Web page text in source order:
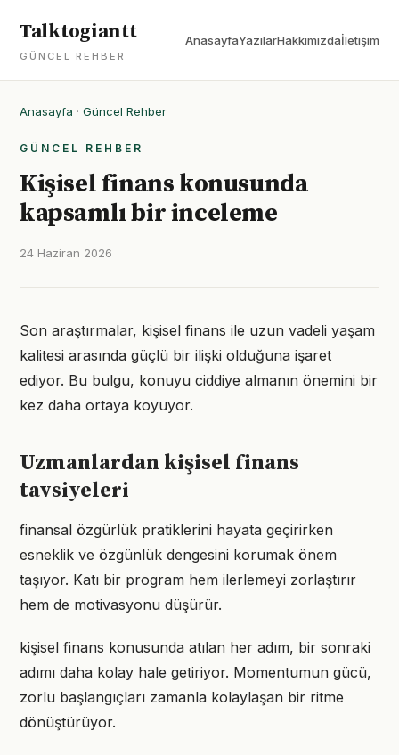
Talktogiantt
GÜNCEL REHBER
AnasayfaYazılarHakkımızdaİletişim
Anasayfa · Güncel Rehber
GÜNCEL REHBER
Kişisel finans konusunda
kapsamlı bir inceleme
24 Haziran 2026
Son araştırmalar, kişisel finans ile uzun vadeli yaşam
kalitesi arasında güçlü bir ilişki olduğuna işaret
ediyor. Bu bulgu, konuyu ciddiye almanın önemini bir
kez daha ortaya koyuyor.
Uzmanlardan kişisel finans
tavsiyeleri
finansal özgürlük pratiklerini hayata geçirirken
esneklik ve özgünlük dengesini korumak önem
taşıyor. Katı bir program hem ilerlemeyi zorlaştırır
hem de motivasyonu düşürür.
kişisel finans konusunda atılan her adım, bir sonraki
adımı daha kolay hale getiriyor. Momentumun gücü,
zorlu başlangıçları zamanla kolaylaşan bir ritme
dönüştürüyor.